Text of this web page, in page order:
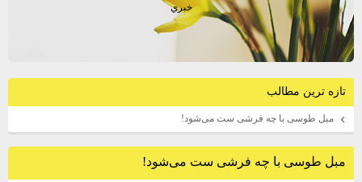
خبري
تازه ترين مطالب
مبل طوسی با چه فرشی ست می‌شود!
مبل طوسی با چه فرشی ست می‌شود!